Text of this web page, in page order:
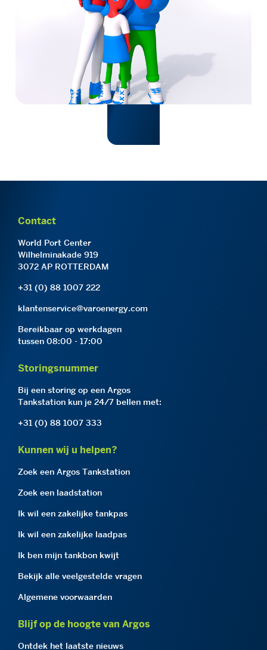
Contact
World Port Center
Wilhelminakade 919
3072 AP ROTTERDAM
+31 (0) 88 1007 222
klantenservice@varoenergy.com
Bereikbaar op werkdagen
tussen 08:00 - 17:00
Storingsnummer
Bij een storing op een Argos
Tankstation kun je 24/7 bellen met:
+31 (0) 88 1007 333
Kunnen wij u helpen?
Zoek een Argos Tankstation
Zoek een laadstation
Ik wil een zakelijke tankpas
Ik wil een zakelijke laadpas
Ik ben mijn tankbon kwijt
Bekijk alle veelgestelde vragen
Algemene voorwaarden
Blijf op de hoogte van Argos
Ontdek het laatste nieuws